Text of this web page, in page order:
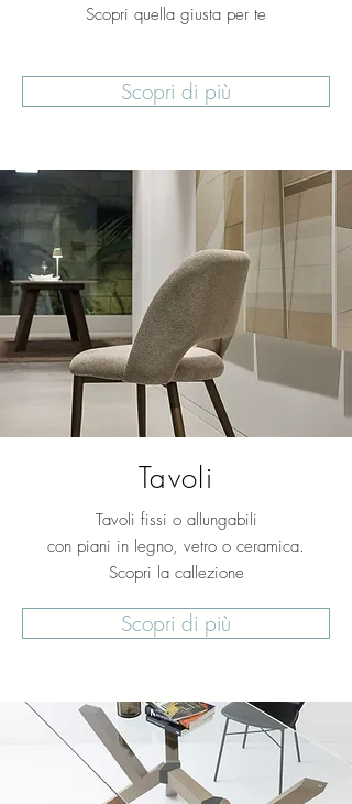
Scopri quella giusta per te
Scopri di più
Tavoli
Tavoli fissi o allungabili
con piani in legno, vetro o ceramica.
Scopri la callezione
Scopri di più